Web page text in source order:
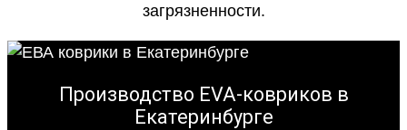
загрязненности.
Производство EVA-ковриков в
Екатеринбурге